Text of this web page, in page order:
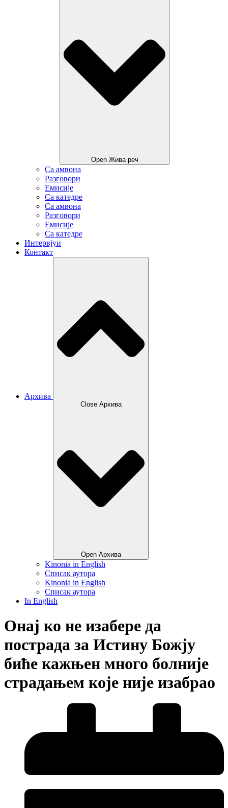
Open Жива реч
Са амвона
Разговори
Емисије
Са катедре
Са амвона
Разговори
Емисије
Са катедре
Интервјуи
Контакт
Архива
Close Архива
Open Архива
Kinonia in English
Списак аутора
Kinonia in English
Списак аутора
In English
Онај ко не изабере да
пострада за Истину Божју
биће кажњен много болније
страдањем које није изабрао